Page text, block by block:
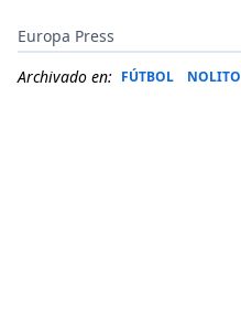
Europa Press
Archivado en: FÚTBOL NOLITO